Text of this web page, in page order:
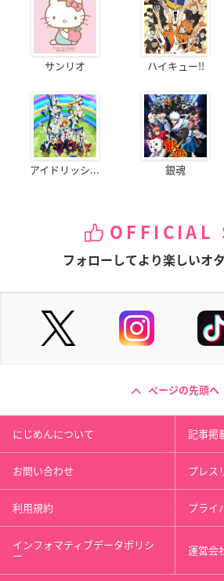
サンリオ ハイキュー!!
アイドリッシ... 銀魂
OFFICIAL
フォローしてより楽しいオ
ページの先頭へ
にじめんについて 記事掲
お問い合わせ プレス
利用規約 プライ
インフォマティブデータポリシ
ー 運営会